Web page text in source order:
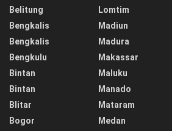
Belitung
Bengkalis
Bengkalis
Bengkulu
Bintan
Bintan
Blitar
Bogor
Lomtim
Madiun
Madura
Makassar
Maluku
Manado
Mataram
Medan